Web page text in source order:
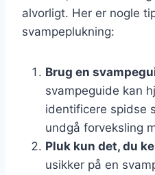
alvorligt. Her er nogle
svampeplukning:
Brug en
svampeguide kan
identificere spidse
undgå forveksling
Pluk kun det, du
usikker på en